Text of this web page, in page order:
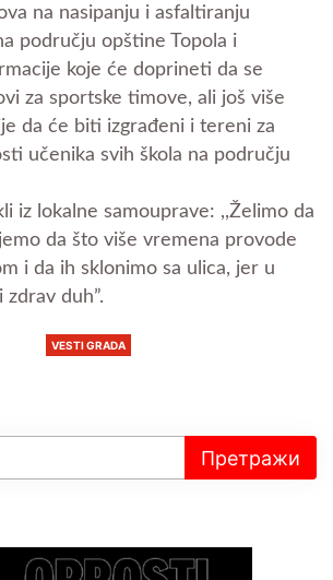
na nasipanju i asfaltiranju
području opštine Topola i
koje će doprineti da se
za sportske timove, ali još više
da će biti izgrađeni i tereni za
učenika svih škola na području
iz lokalne samouprave: ,,Želimo da
da što više vremena provode
i da ih sklonimo sa ulica, jer u
duh”.
VESTI GRADA